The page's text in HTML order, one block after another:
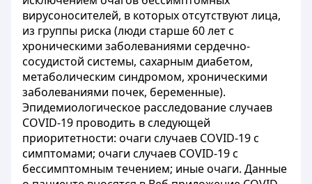
вирусоносителей, в которых отсутствуют лица,
из группы риска (люди старше 60 лет с
хроническими заболеваниями сердечно-
сосудистой системы, сахарным диабетом,
метаболическим синдромом, хроническими
заболеваниями почек, беременные).
Эпидемиологическое расследование случаев
COVID-19 проводить в следующей
приоритетности: очаги случаев COVID-19 с
симптомами; очаги случаев COVID-19 с
бессимптомным течением; иные очаги. Данные